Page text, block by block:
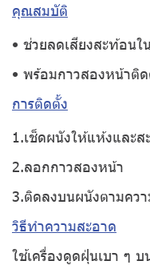
คุณสมบัติ
• ช่วยลดเสียงสะท้อนใ
• พร้อมกาวสองหน้าติ
การติดตั้ง
1.เช็ดผนังให้แห้งและส
2.ลอกกาวสองหน้า
3.ติดลงบนผนังตามคว
วิธีทำความสะอาด
ใช้เครื่องดูดฝุ่นเบา ๆ